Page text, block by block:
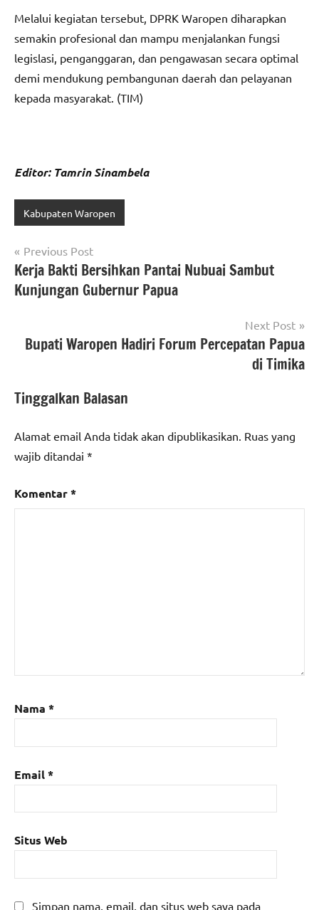
Melalui kegiatan tersebut, DPRK Waropen diharapkan
semakin profesional dan mampu menjalankan fungsi
legislasi, penganggaran, dan pengawasan secara optimal
demi mendukung pembangunan daerah dan pelayanan
kepada masyarakat. (TIM)
Editor: Tamrin Sinambela
Kabupaten Waropen
Navigasi
pos
Previous Post
Kerja Bakti Bersihkan Pantai Nubuai Sambut
Kunjungan Gubernur Papua
Next Post
Bupati Waropen Hadiri Forum Percepatan Papua
di Timika
Tinggalkan Balasan
Alamat email Anda tidak akan dipublikasikan. Ruas yang
wajib ditandai *
Komentar*
Nama *
Email*
Situs Web
Simpan nama, email, dan situs web saya pada